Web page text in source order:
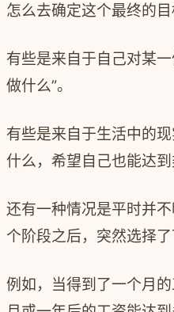
怎么去确定这个最终的目
有些是来自于自己对某
做什么”。
有些是来自于生活中的
什么，希望自己也能达到
还有一种情况是平时并
个阶段之后，突然选择了
例如，当得到了一个月